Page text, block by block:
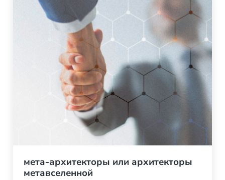
мета-архитекторы или архитекторы
метавселенной